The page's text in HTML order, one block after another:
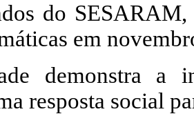
do
em
demonstra a
resposta social